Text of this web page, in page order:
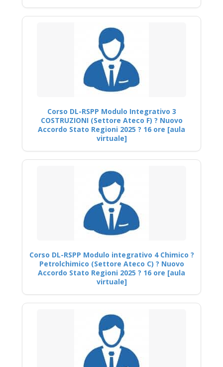
Corso DL-RSPP Modulo Integrativo 3
COSTRUZIONI (Settore Ateco F) ? Nuovo
Accordo Stato Regioni 2025 ? 16 ore [aula
virtuale]
Corso DL-RSPP Modulo integrativo 4 Chimico ?
Petrolchimico (Settore Ateco C) ? Nuovo
Accordo Stato Regioni 2025 ? 16 ore [aula
virtuale]